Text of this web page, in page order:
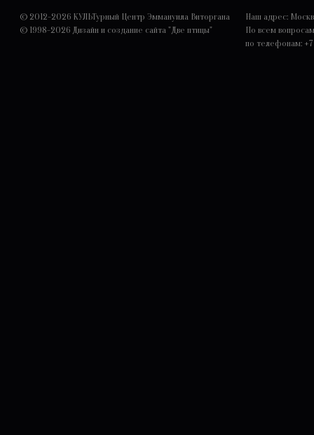
© 2012-2026 КУЛЬТурный Центр Эммануила Виторгана
© 1998-2026 Дизайн и создание сайта "Две птицы"
Наш адрес:
По всем
по телефонам: